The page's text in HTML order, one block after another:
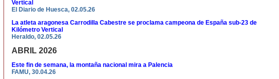
Vertical
El Diario de Huesca, 02.05.26
La atleta aragonesa Carrodilla Cabestre se proclama campeona de España sub-23 de
Kilómetro Vertical
Heraldo, 02.05.26
ABRIL 2026
Este fin de semana, la montaña nacional mira a Palencia
FAMU, 30.04.26